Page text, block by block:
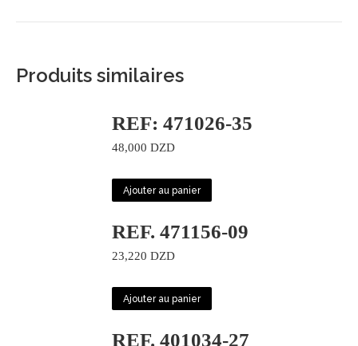
Produits similaires
REF: 471026-35
48,000 DZD
Ajouter au panier
REF. 471156-09
23,220 DZD
Ajouter au panier
REF. 401034-27